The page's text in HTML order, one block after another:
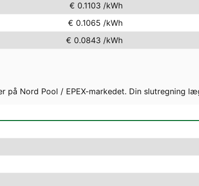
€ 0.1103 /kWh
€ 0.1065 /kWh
€ 0.0843 /kWh
på Nord Pool / EPEX-markedet. Din slutregning